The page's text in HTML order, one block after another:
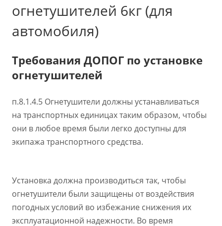
огнетушителей 6кг (для
автомобиля)
Требования ДОПОГ по установке
огнетушителей
п.8.1.4.5 Огнетушители должны устанавливаться
на транспортных единицах таким образом, чтобы
они в любое время были легко доступны для
экипажа транспортного средства.
Установка должна производиться так, чтобы
огнетушители были защищены от воздействия
погодных условий во избежание снижения их
эксплуатационной надежности. Во время